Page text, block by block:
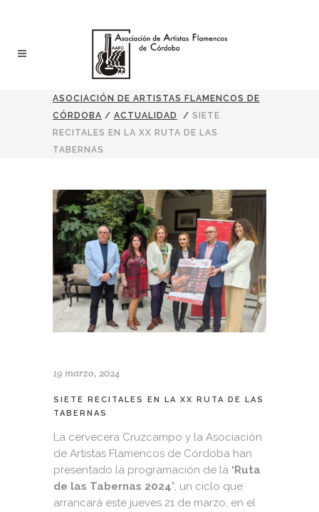
ASOCIACIÓN DE ARTISTAS FLAMENCOS DE
CÓRDOBA / ACTUALIDAD / SIETE
RECITALES EN LA XX RUTA DE LAS
TABERNAS
19 marzo, 2024
SIETE RECITALES EN LA XX RUTA DE LAS
TABERNAS
La cervecera Cruzcampo y la Asociación
de Artistas Flamencos de Córdoba han
presentado la programación de la ‘Ruta
de las Tabernas 2024’, un ciclo que
arrancará este jueves 21 de marzo, en el